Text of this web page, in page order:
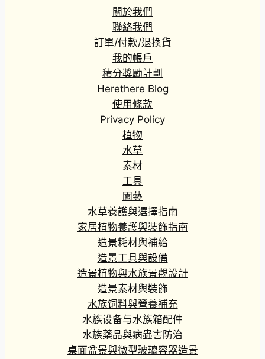
關於我們
聯絡我們
訂單/付款/退換貨
我的帳戶
積分獎勵計劃
Herethere Blog
使用條款
Privacy Policy
植物
水草
素材
工具
園藝
水草養護與選擇指南
家居植物養護與裝飾指南
造景耗材與補給
造景工具與設備
造景植物與水族景觀設計
造景素材與裝飾
水族饲料與營養補充
水族设备与水族箱配件
水族藥品與病蟲害防治
桌面盆景與微型玻璃容器造景